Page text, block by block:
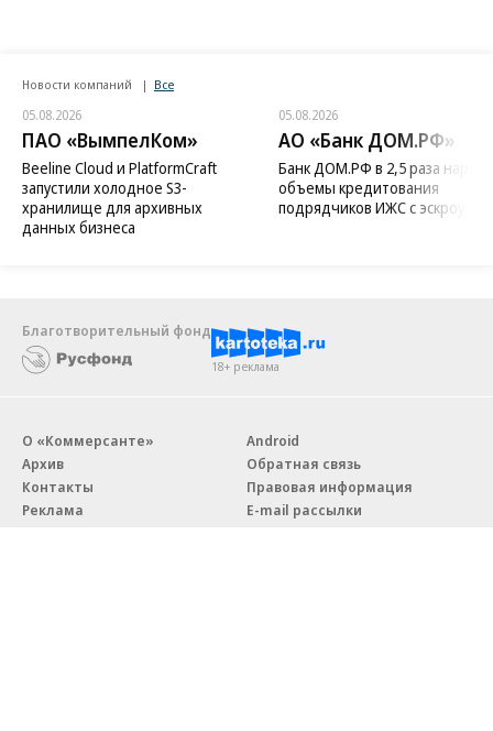
Новости компаний Все
05.08.2026
ПАО «ВымпелКом»
Beeline Cloud и PlatformCraft
запустили холодное S3-
хранилище для архивных
данных бизнеса
05.08.2026
АО «Банк ДОМ.РФ»
Банк ДОМ.РФ в 2,5 раза
объемы кредитования
подрядчиков ИЖС с эскроу
Благотворительный фонд
18+ реклама
О «Коммерсанте»
Архив
Контакты
Реклама
Android
Обратная связь
Правовая информация
E-mail рассылки